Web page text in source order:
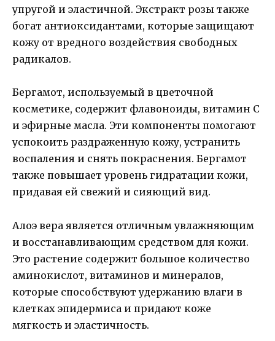
упругой и эластичной. Экстракт розы также
богат антиоксидантами, которые защищают
кожу от вредного воздействия свободных
радикалов.
Бергамот, используемый в цветочной
косметике, содержит флавоноиды, витамин С
и эфирные масла. Эти компоненты помогают
успокоить раздраженную кожу, устранить
воспаления и снять покраснения. Бергамот
также повышает уровень гидратации кожи,
придавая ей свежий и сияющий вид.
Алоэ вера является отличным увлажняющим
и восстанавливающим средством для кожи.
Это растение содержит большое количество
аминокислот, витаминов и минералов,
которые способствуют удержанию влаги в
клетках эпидермиса и придают коже
мягкость и эластичность.